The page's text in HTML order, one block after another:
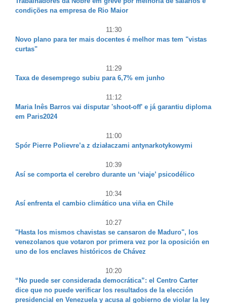
condições na empresa de Rio Maior
11:30
Novo plano para ter mais docentes é melhor mas tem "vistas
curtas"
11:29
Taxa de desemprego subiu para 6,7% em junho
11:12
Maria Inês Barros vai disputar 'shoot-off' e já garantiu diploma
em Paris2024
11:00
Spór Pierre Polievre’a z działaczami antynarkotykowymi
10:39
Así se comporta el cerebro durante un ‘viaje’ psicodélico
10:34
Así enfrenta el cambio climático una viña en Chile
10:27
"Hasta los mismos chavistas se cansaron de Maduro", los
venezolanos que votaron por primera vez por la oposición en
uno de los enclaves históricos de Chávez
10:20
“No puede ser considerada democrática”: el Centro Carter
dice que no puede verificar los resultados de la elección
presidencial en Venezuela y acusa al gobierno de violar la ley